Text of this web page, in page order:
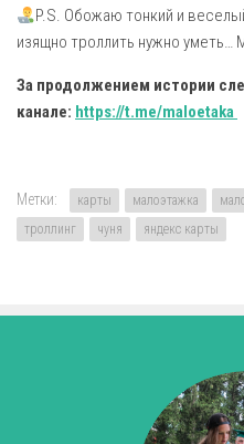
P.S. Обожаю тонкий и
изящно троллить нужно уметь…
За продолжением истории
канале: https://t.me/maloetaka
Метки: карты малоэтажка
троллинг
чуня яндекс карты